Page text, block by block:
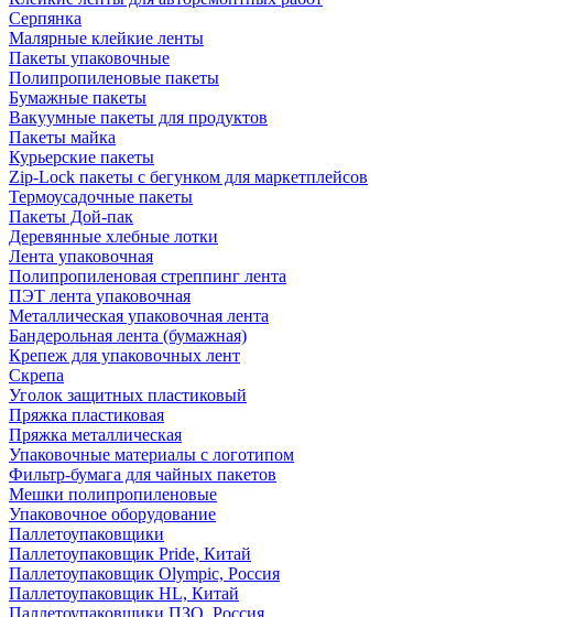
Серпянка
Малярные клейкие ленты
Пакеты упаковочные
Полипропиленовые пакеты
Бумажные пакеты
Вакуумные пакеты для продуктов
Пакеты майка
Курьерские пакеты
Zip-Lock пакеты с бегунком для маркетплейсов
Термоусадочные пакеты
Пакеты Дой-пак
Деревянные хлебные лотки
Лента упаковочная
Полипропиленовая стреппинг лента
ПЭТ лента упаковочная
Металлическая упаковочная лента
Бандерольная лента (бумажная)
Крепеж для упаковочных лент
Скрепа
Уголок защитных пластиковый
Пряжка пластиковая
Пряжка металлическая
Упаковочные материалы с логотипом
Фильтр-бумага для чайных пакетов
Мешки полипропиленовые
Упаковочное оборудование
Паллетоупаковщики
Паллетоупаковщик Pride, Китай
Паллетоупаковщик Olympic, Россия
Паллетоупаковщик HL, Китай
Паллетоупаковщики ПЗО, Россия